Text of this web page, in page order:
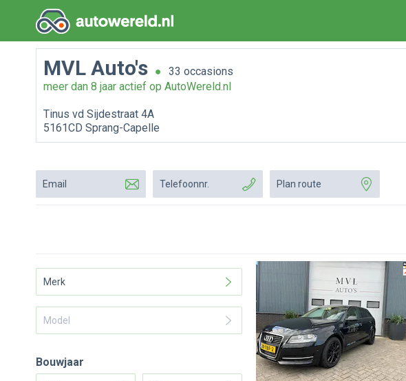
MVL Auto's
33 occasions
meer dan 8 jaar actief op AutoWereld.nl
Tinus vd Sijdestraat 4A
5161CD Sprang-Capelle
Email Telefoonnr. Plan route
Merk
Model
Bouwjaar